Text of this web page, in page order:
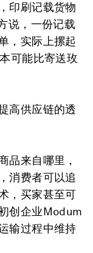
印刷记载货物
说，一份记载
，实际上摞起
可能比寄送玫
高供应链的透
品来自哪里，
消费者可以追
，买家甚至可
创企业Modum
输过程中维持